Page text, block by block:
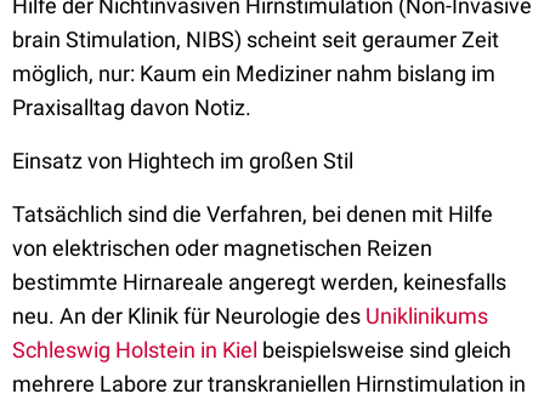
Hilfe der Nichtinvasiven Hirnstimulation (Non-Invasive
brain Stimulation, NIBS) scheint seit geraumer Zeit
möglich, nur: Kaum ein Mediziner nahm bislang im
Praxisalltag davon Notiz.
Einsatz von Hightech im großen Stil
Tatsächlich sind die Verfahren, bei denen mit Hilfe
von elektrischen oder magnetischen Reizen
bestimmte Hirnareale angeregt werden, keinesfalls
neu. An der Klinik für Neurologie des Uniklinikums
Schleswig Holstein in Kiel beispielsweise sind gleich
mehrere Labore zur transkraniellen Hirnstimulation in